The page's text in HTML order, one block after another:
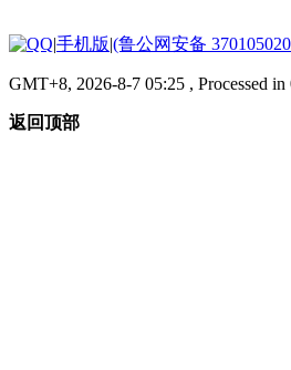
|手机版|(鲁公网安备
GMT+8, 2026-8-7 05:25 , Processed
返回顶部